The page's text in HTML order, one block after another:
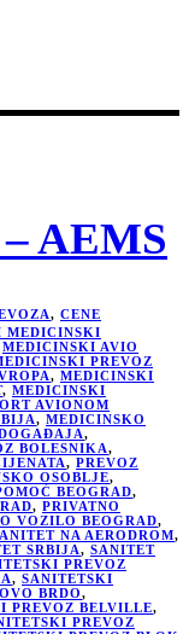
AEMS
, CENE
MEDICINSKI
MEDICINSKI AVIO
PREVOZ
, MEDICINSKI
, MEDICINSKI
AVIONOM
, MEDICINSKO
,
BOLESNIKA,
, PREVOZ
OSOBLJE,
BEOGRAD,
, PRIVATNO
VOZILO BEOGRAD,
NA AERODROM,
SRBIJA, SANITET
PREVOZ
, SANITETSKI
BRDO,
PREVOZ BELVILLE,
PREVOZ